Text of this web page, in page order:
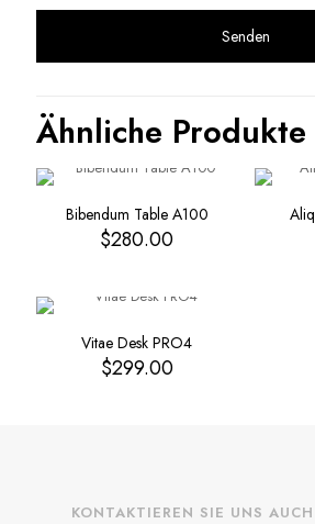
Ähnliche Produkte
Bibendum Table A100
$280.00
Vitae Desk PRO4
$299.00
KONTAKTIEREN SIE UNS